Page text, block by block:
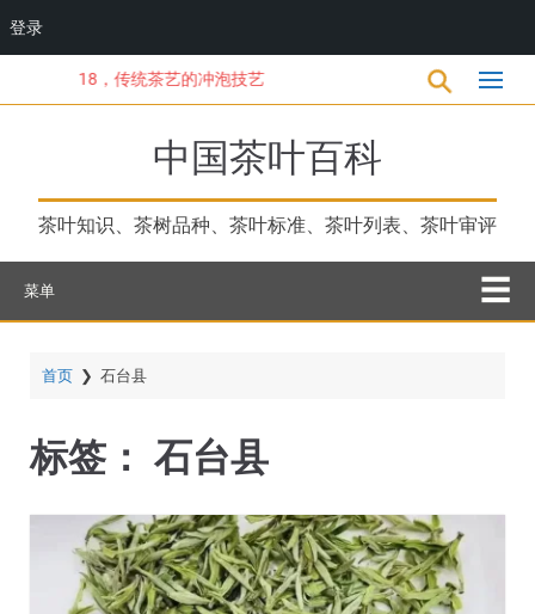
登录
到
18，传统茶艺的冲泡技艺
中国茶叶百科
茶叶知识、茶树品种、茶叶标准、茶叶列表、茶叶审评
菜单
首页 ❯ 石台县
标签： 石台县